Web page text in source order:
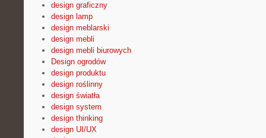
design graficzny
design lamp
design meblarski
design mebli
design mebli biurowych
Design ogrodów
design produktu
design roślinny
design światła
design system
design thinking
design UI/UX